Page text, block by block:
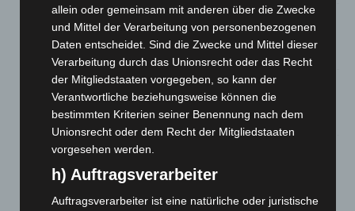
Region Hannover: 21 neue Notfallsanitäter starten beim
Roten Kreuz
Mann läuft mit Hockeyschläger über A7 – Polizei sucht
Zeugen
5. August 2026
Celle: Mensch stirbt bei Bagger-Unfall auf Baustelle
5. August 2026
allein oder gemeinsam mit anderen über die Zwecke
und Mittel der Verarbeitung von personenbezogenen
Daten entscheidet. Sind die Zwecke und Mittel dieser
Verarbeitung durch das Unionsrecht oder das Recht
der Mitgliedstaaten vorgegeben, so kann der
Verantwortliche beziehungsweise können die
bestimmten Kriterien seiner Benennung nach dem
Unionsrecht oder dem Recht der Mitgliedstaaten
vorgesehen werden.
h) Auftragsverarbeiter
Auftragsverarbeiter ist eine natürliche oder juristische